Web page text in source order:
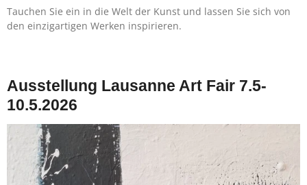
Tauchen Sie ein in die Welt der Kunst und lassen Sie sich von
den einzigartigen Werken inspirieren.
Ausstellung Lausanne Art Fair 7.5-
10.5.2026